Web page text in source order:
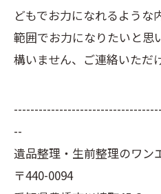
どもでお力になれるような
範囲でお力になりたいと思
構いません、ご連絡いただ
--
遺品整理・生前整理のワン
〒440-0094